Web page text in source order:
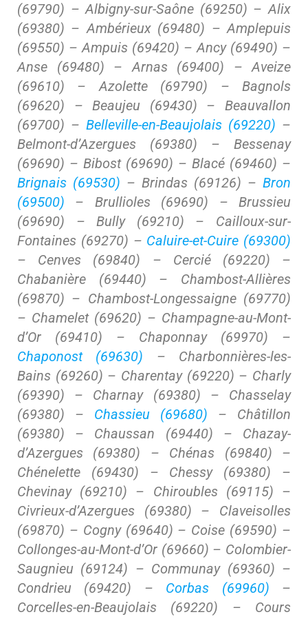
(69790) – Albigny-sur-Saône (69250) – Alix
(69380) – Ambérieux (69480) – Amplepuis
(69550) – Ampuis (69420) – Ancy (69490) –
Anse (69480) – Arnas (69400) – Aveize
(69610) – Azolette (69790) – Bagnols
(69620) – Beaujeu (69430) – Beauvallon
(69700) – Belleville-en-Beaujolais (69220) –
Belmont-d’Azergues (69380) – Bessenay
(69690) – Bibost (69690) – Blacé (69460) –
Brignais (69530) – Brindas (69126) – Bron
(69500) – Brullioles (69690) – Brussieu
(69690) – Bully (69210) – Cailloux-sur-
Fontaines (69270) – Caluire-et-Cuire (69300)
– Cenves (69840) – Cercié (69220) –
Chabanière (69440) – Chambost-Allières
(69870) – Chambost-Longessaigne (69770)
– Chamelet (69620) – Champagne-au-Mont-
d’Or (69410) – Chaponnay (69970) –
Chaponost (69630) – Charbonnières-les-
Bains (69260) – Charentay (69220) – Charly
(69390) – Charnay (69380) – Chasselay
(69380) – Chassieu (69680) – Châtillon
(69380) – Chaussan (69440) – Chazay-
d’Azergues (69380) – Chénas (69840) –
Chénelette (69430) – Chessy (69380) –
Chevinay (69210) – Chiroubles (69115) –
Civrieux-d’Azergues (69380) – Claveisolles
(69870) – Cogny (69640) – Coise (69590) –
Collonges-au-Mont-d’Or (69660) – Colombier-
Saugnieu (69124) – Communay (69360) –
Condrieu (69420) – Corbas (69960) –
Corcelles-en-Beaujolais (69220) – Cours